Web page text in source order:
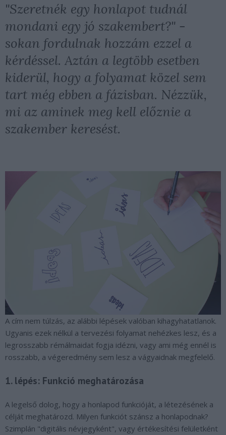
"Szeretnék egy honlapot tudnál
mondani egy jó szakembert?" -
sokan fordulnak hozzám ezzel a
kérdéssel. Aztán a legtöbb esetben
kiderül, hogy a folyamat közel sem
tart még ebben a fázisban. Nézzük,
mi az aminek meg kell előznie a
szakember keresést.
A cím nem túlzás, az alábbi lépések valóban kihagyhatatlanok.
Ugyanis ezek nélkül a tervezési folyamat nehézkes lesz, és a
legrosszabb rémálmaidat fogja idézni, vagy ami még ennél is
rosszabb, a végeredmény sem lesz a vágyaidnak megfelelő.
1. lépés: Funkció meghatározása
A legelső dolog, hogy a honlapod funkcióját, a létezésének a
célját meghatározd. Milyen funkciót szánsz a honlapodnak?
Szimplán "digitális névjegyként", vagy értékesítési felületként